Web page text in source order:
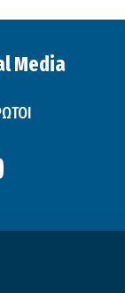
Media